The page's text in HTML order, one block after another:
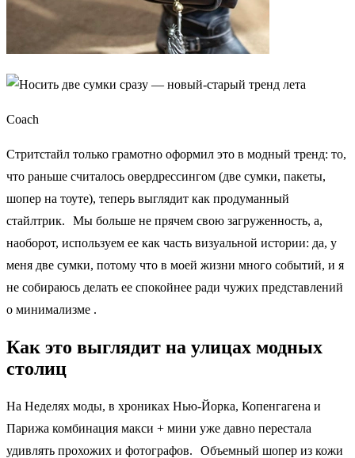
Coach
Стритстайл только грамотно оформил это в модный тренд: то,
что раньше считалось овердрессингом (две сумки, пакеты,
шопер на тоуте), теперь выглядит как продуманный
стайлтрик. Мы больше не прячем свою загруженность, а,
наоборот, используем ее как часть визуальной истории: да, у
меня две сумки, потому что в моей жизни много событий, и я
не собираюсь делать ее спокойнее ради чужих представлений
о минимализме .
Как это выглядит на улицах модных
столиц
На Неделях моды, в хрониках Нью‑Йорка, Копенгагена и
Парижа комбинация макси + мини уже давно перестала
удивлять прохожих и фотографов. Объемный шопер из кожи